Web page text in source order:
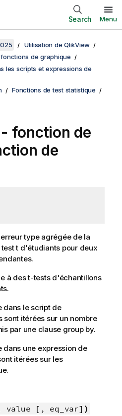
Search Menu
Utilisation de QlikView
de graphique
les scripts et expressions de
Fonctions de test statistique
fonction de
de
type agrégée de la
t d'étudiants pour deux
à des t-tests d'échantillons
dans le script de
itérées sur un nombre
par une clause group by.
dans une expression de
itérées sur les
value [, eq_var] )